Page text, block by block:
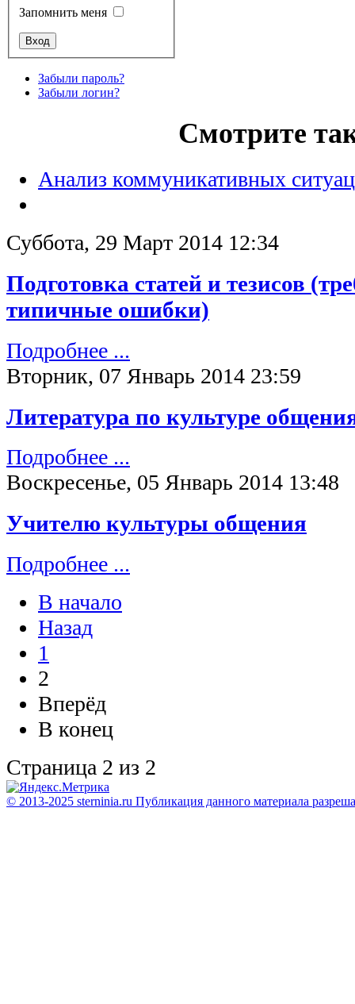
Запомнить меня
Забыли пароль?
Забыли логин?
Смотрите
Анализ коммуникативных
Суббота, 29 Март 2014 12:34
Подготовка статей и тезисов
типичные ошибки)
Подробнее ...
Вторник, 07 Январь 2014 23:59
Литература по культуре
Подробнее ...
Воскресенье, 05 Январь 2014 13:48
Учителю культуры общения
Подробнее ...
В начало
Назад
1
2
Вперёд
В конец
Страница 2 из 2
© 2013-2025 sterninia.ru Публикация данного материала